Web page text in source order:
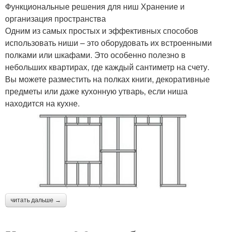
Функциональные решения для ниш Хранение и
организация пространства
Одним из самых простых и эффективных способов
использовать ниши – это оборудовать их встроенными
полками или шкафами. Это особенно полезно в
небольших квартирах, где каждый сантиметр на счету.
Вы можете разместить на полках книги, декоративные
предметы или даже кухонную утварь, если ниша
находится на кухне.
читать дальше →